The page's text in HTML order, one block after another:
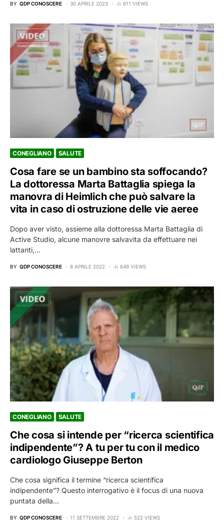
BY QDP CONOSCERE 30 APRILE 2023 611 VIEWS
CONEGLIANO SALUTE
Cosa fare se un bambino sta soffocando?
La dottoressa Marta Battaglia spiega la
manovra di Heimlich che può salvare la
vita in caso di ostruzione delle vie aeree
Dopo aver visto, assieme alla dottoressa Marta Battaglia di
Active Studio, alcune manovre salvavita da effettuare nei
lattanti,…
BY QDP CONOSCERE 8 APRILE 2022 649 VIEWS
CONEGLIANO SALUTE
Che cosa si intende per “ricerca scientifica
indipendente”? A tu per tu con il medico
cardiologo Giuseppe Berton
Che cosa significa il termine “ricerca scientifica
indipendente”? Questo interrogativo è il focus di una nuova
puntata della…
BY QDP CONOSCERE 11 SETTEMBRE 2022 522 VIEWS